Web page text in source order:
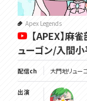
Apex Legends
【APEX】麻
ューゴン/入間小
配信ch 大門地リュー
出演